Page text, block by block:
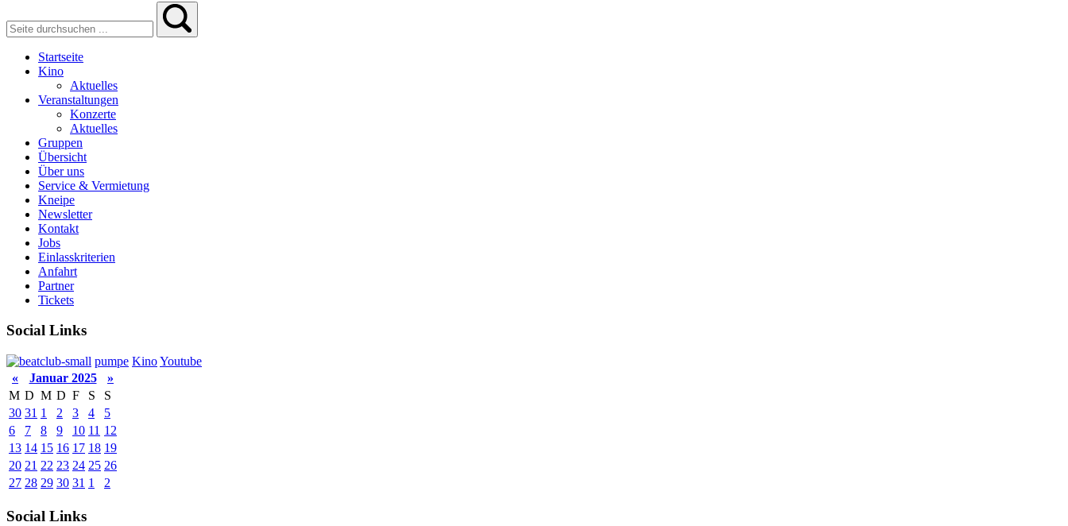
Startseite
Kino
Aktuelles
Veranstaltungen
Konzerte
Aktuelles
Gruppen
Übersicht
Über uns
Service & Vermietung
Kneipe
Newsletter
Kontakt
Jobs
Einlasskriterien
Anfahrt
Partner
Tickets
Social Links
pumpe KinoYoutube
«
Januar 2025
»
M D M D F S
S
30 31 1 2 3 4
5
6
7 8 9 10 11 12
13 14 15 16 17 18 19
20 21 22 23 24 25 26
27 28 29 30 31 1 2
Social Links